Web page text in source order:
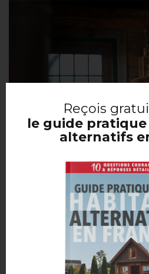
@Keren Dobia
Leur Tiny House camion n’a pas de
moment, ils installent des toilettes
une douche à l’arrière du camion.
chauffée instantanément par une
Reçois
le guide
alternatifs